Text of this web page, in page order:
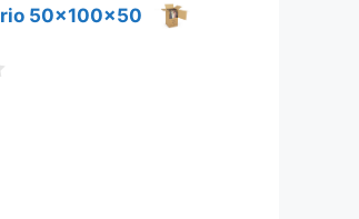
50x100x50